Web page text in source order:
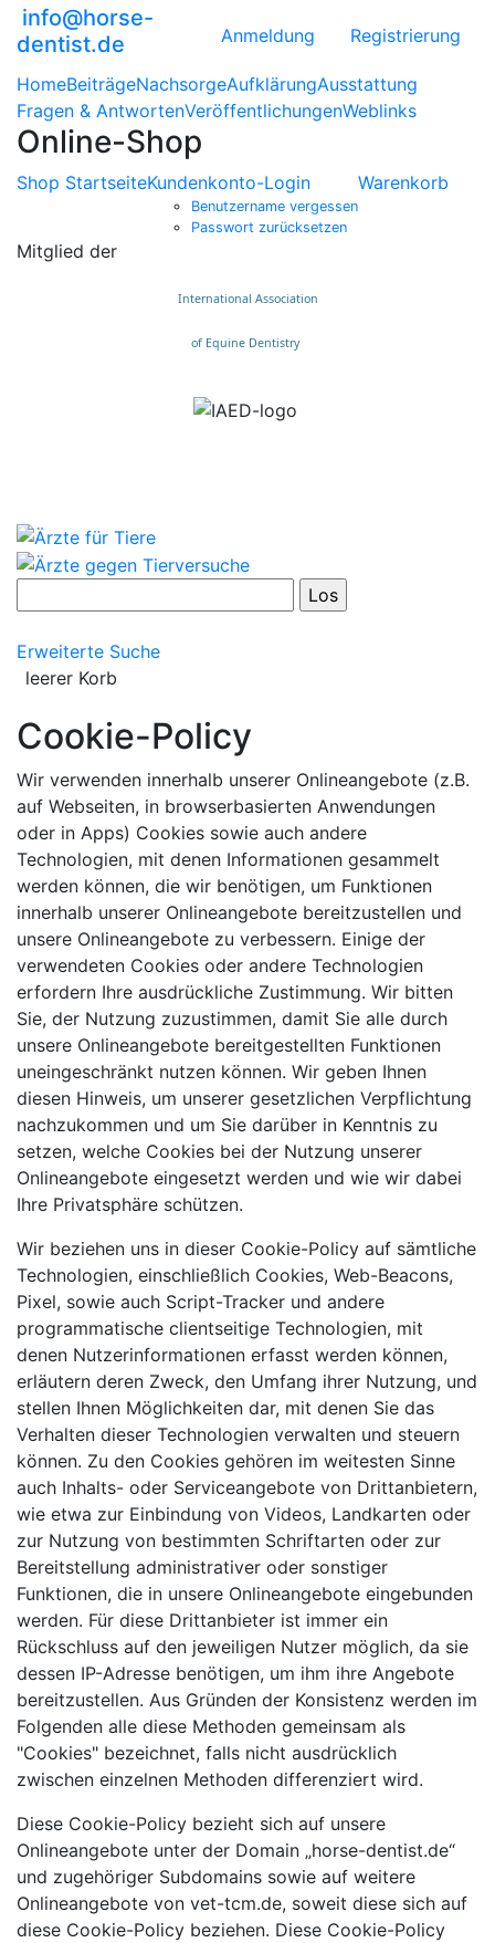
info@horse-
dentist.de
Anmeldung Registrierung
HomeBeiträgeNachsorgeAufklärungAusstattung
Fragen & AntwortenVeröffentlichungenWeblinks
Online-Shop
Shop StartseiteKundenkonto-Login
Benutzername vergessen
Passwort zurücksetzen
Warenkorb
Mitglied der
International Association
of Equine Dentistry
Erweiterte Suche
leerer Korb
Cookie-Policy
Wir verwenden innerhalb unserer Onlineangebote (z.B.
auf Webseiten, in browserbasierten Anwendungen
oder in Apps) Cookies sowie auch andere
Technologien, mit denen Informationen gesammelt
werden können, die wir benötigen, um Funktionen
innerhalb unserer Onlineangebote bereitzustellen und
unsere Onlineangebote zu verbessern. Einige der
verwendeten Cookies oder andere Technologien
erfordern Ihre ausdrückliche Zustimmung. Wir bitten
Sie, der Nutzung zuzustimmen, damit Sie alle durch
unsere Onlineangebote bereitgestellten Funktionen
uneingeschränkt nutzen können. Wir geben Ihnen
diesen Hinweis, um unserer gesetzlichen Verpflichtung
nachzukommen und um Sie darüber in Kenntnis zu
setzen, welche Cookies bei der Nutzung unserer
Onlineangebote eingesetzt werden und wie wir dabei
Ihre Privatsphäre schützen.
Wir beziehen uns in dieser Cookie-Policy auf sämtliche
Technologien, einschließlich Cookies, Web-Beacons,
Pixel, sowie auch Script-Tracker und andere
programmatische clientseitige Technologien, mit
denen Nutzerinformationen erfasst werden können,
erläutern deren Zweck, den Umfang ihrer Nutzung, und
stellen Ihnen Möglichkeiten dar, mit denen Sie das
Verhalten dieser Technologien verwalten und steuern
können. Zu den Cookies gehören im weitesten Sinne
auch Inhalts- oder Serviceangebote von Drittanbietern,
wie etwa zur Einbindung von Videos, Landkarten oder
zur Nutzung von bestimmten Schriftarten oder zur
Bereitstellung administrativer oder sonstiger
Funktionen, die in unsere Onlineangebote eingebunden
werden. Für diese Drittanbieter ist immer ein
Rückschluss auf den jeweiligen Nutzer möglich, da sie
dessen IP-Adresse benötigen, um ihm ihre Angebote
bereitzustellen. Aus Gründen der Konsistenz werden im
Folgenden alle diese Methoden gemeinsam als
"Cookies" bezeichnet, falls nicht ausdrücklich
zwischen einzelnen Methoden differenziert wird.
Diese Cookie-Policy bezieht sich auf unsere
Onlineangebote unter der Domain „horse-dentist.de“
und zugehöriger Subdomains sowie auf weitere
Onlineangebote von vet-tcm.de, soweit diese sich auf
diese Cookie-Policy beziehen. Diese Cookie-Policy